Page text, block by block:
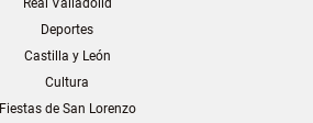
Real Valladolid
Deportes
Castilla y León
Cultura
Fiestas de San Lorenzo